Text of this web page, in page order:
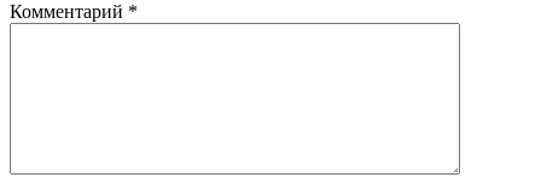
Комментарий *